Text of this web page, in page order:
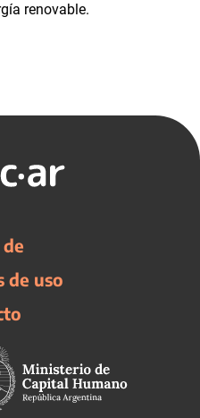
renovable.
de uso